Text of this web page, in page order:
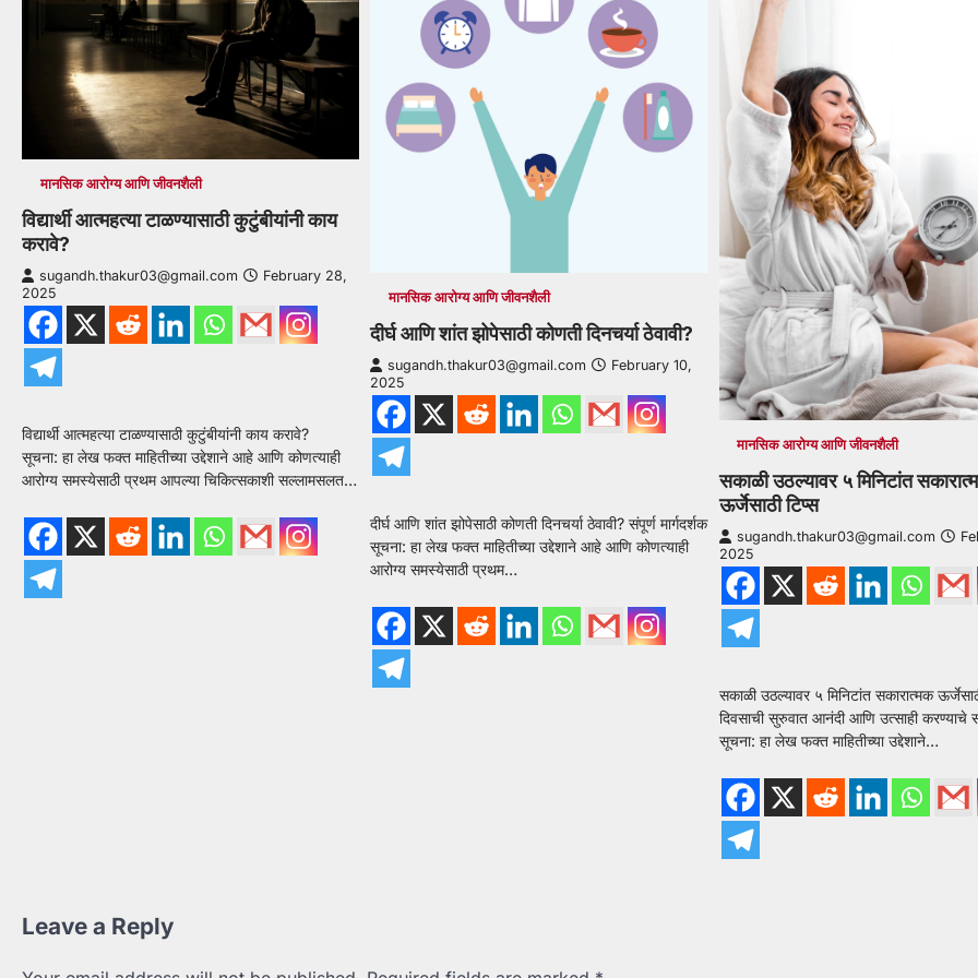
मानसिक आरोग्य आणि जीवनशैली
विद्यार्थी आत्महत्या टाळण्यासाठी कुटुंबीयांनी काय
करावे?
sugandh.thakur03@gmail.com
February 28,
2025
विद्यार्थी आत्महत्या टाळण्यासाठी कुटुंबीयांनी काय करावे?
सूचना: हा लेख फक्त माहितीच्या उद्देशाने आहे आणि कोणत्याही
आरोग्य समस्येसाठी प्रथम आपल्या चिकित्सकाशी सल्लामसलत…
मानसिक आरोग्य आणि जीवनशैली
दीर्घ आणि शांत झोपेसाठी कोणती दिनचर्या ठेवावी?
sugandh.thakur03@gmail.com
February 10,
2025
दीर्घ आणि शांत झोपेसाठी कोणती दिनचर्या ठेवावी? संपूर्ण मार्गदर्शक
सूचना: हा लेख फक्त माहितीच्या उद्देशाने आहे आणि कोणत्याही
आरोग्य समस्येसाठी प्रथम…
मानसिक आरोग्य आणि जीवनशैली
सकाळी उठल्यावर ५ मिनिटांत
ऊर्जेसाठी टिप्स
sugandh.thakur03@gmail.com
2025
सकाळी उठल्यावर ५ मिनिटांत सकारात्मक
दिवसाची सुरुवात आनंदी आणि उत्साही करण्याचे
सूचना: हा लेख फक्त माहितीच्या उद्देशाने…
Leave a Reply